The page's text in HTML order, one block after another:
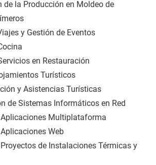
de la Producción en Moldeo de
y Gestión de Eventos
en Restauración
Turísticos
y Asistencias Turísticas
de Sistemas Informáticos en Red
Multiplataforma
Web
de Instalaciones Térmicas y